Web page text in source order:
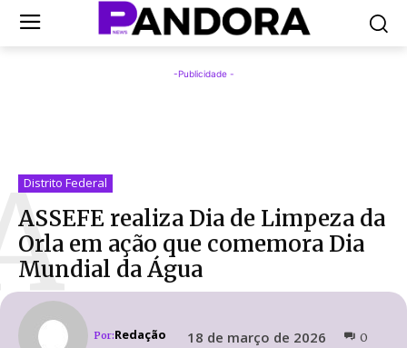
-Publicidade -
Distrito Federal
ASSEFE realiza Dia de Limpeza da
Orla em ação que comemora Dia
Mundial da Água
Por:Redação 18 de março de 2026 0